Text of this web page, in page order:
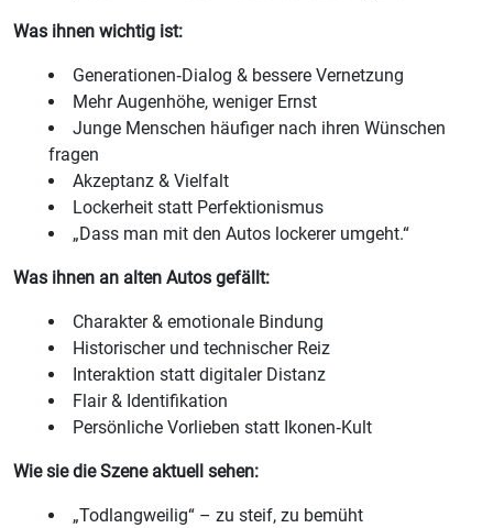
Was ihnen wichtig ist:
Generationen‑Dialog & bessere Vernetzung
Mehr Augenhöhe, weniger Ernst
Junge Menschen häufiger nach ihren Wünschen
fragen
Akzeptanz & Vielfalt
Lockerheit statt Perfektionismus
„Dass man mit den Autos lockerer umgeht.“
Was ihnen an alten Autos gefällt:
Charakter & emotionale Bindung
Historischer und technischer Reiz
Interaktion statt digitaler Distanz
Flair & Identifikation
Persönliche Vorlieben statt Ikonen‑Kult
Wie sie die Szene aktuell sehen:
„Todlangweilig“ – zu steif, zu bemüht